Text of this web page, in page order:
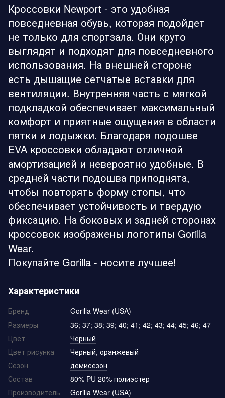
Кроссовки Newport - это удобная
повседневная обувь, которая подойдет
не только для спортзала. Они круто
выглядят и подходят для повседневного
использования. На внешней стороне
есть дышащие сетчатые вставки для
вентиляции. Внутренняя часть с мягкой
подкладкой обеспечивает максимальный
комфорт и приятные ощущения в области
пятки и лодыжки. Благодаря подошве
EVA кроссовки обладают отличной
амортизацией и невероятно удобные. В
средней части подошва приподнята,
чтобы повторять форму стопы, что
обеспечивает устойчивость и твердую
фиксацию. На боковых и задней сторонах
кроссовок изображены логотипы Gorilla
Wear.
Покупайте Gorilla - носите лучшее!
Характеристики
Бренд
Gorilla Wear (USA)
Размеры
36; 37; 38; 39; 40; 41; 42; 43; 44; 45; 46; 47
Цвет
Черный
Цвет рисунка
Черный, оранжевый
Сезон
демисезон
Состав
80% PU 20% полиэстер
Производитель
Gorilla Wear (USA)